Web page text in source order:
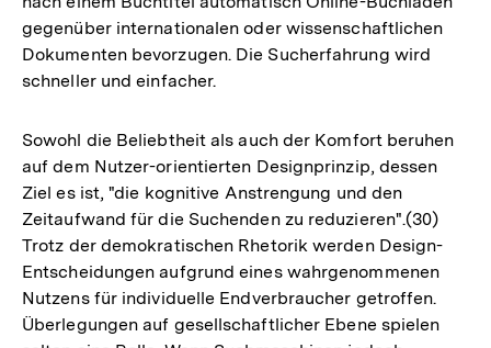
gegenüber internationalen oder wissenschaftlichen
Dokumenten bevorzugen. Die Sucherfahrung wird
schneller und einfacher.
Sowohl die Beliebtheit als auch der Komfort beruhen
auf dem Nutzer-orientierten Designprinzip, dessen
Ziel es ist, "die kognitive Anstrengung und den
Zeitaufwand für die Suchenden zu reduzieren".(30)
Trotz der demokratischen Rhetorik werden Design-
Entscheidungen aufgrund eines wahrgenommenen
Nutzens für individuelle Endverbraucher getroffen.
Überlegungen auf gesellschaftlicher Ebene spielen